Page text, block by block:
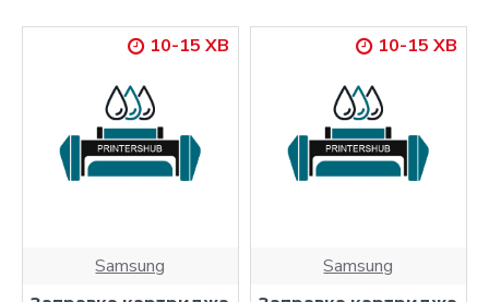
10-15 ХВ
Samsung
10-15 ХВ
Samsung